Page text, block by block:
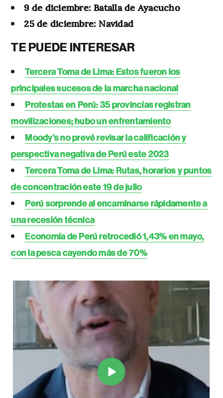
9 de diciembre: Batalla de Ayacucho
25 de diciembre: Navidad
TE PUEDE INTERESAR
Tercera Toma de Lima: Estos fueron los
principales sucesos de la marcha nacional
Protestas en Perú: 35 provincias registran
movilizaciones; hubo un enfrentamiento
Moody’s no prevé revisar la calificación y
perspectiva negativa de Perú este 2023
Tercera Toma de Lima: Rutas, horarios y puntos
de concentración este 19 de julio
Perú sorprende al encaminarse rápidamente a
una recesión técnica
Economía de Perú retrocedió 1,43% en mayo,
con la pesca cayendo más de 70%